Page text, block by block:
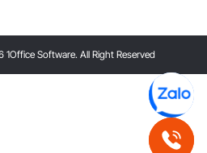
Software. All Right Reserved